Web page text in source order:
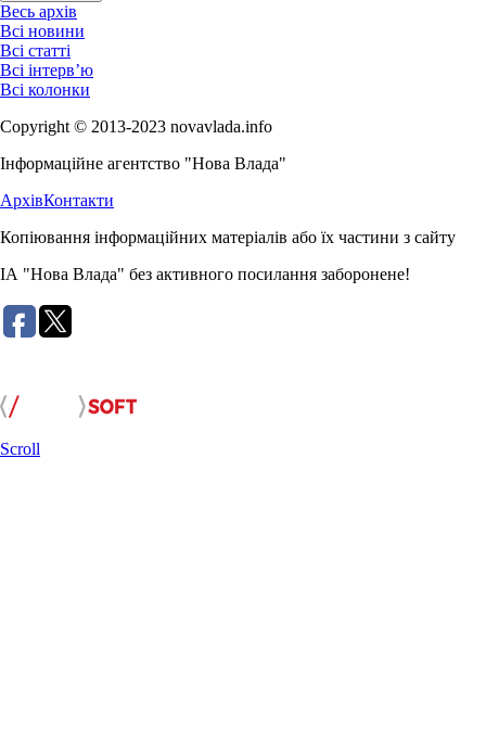
Весь архів
Всі новини
Всі статті
Всі інтерв’ю
Всі колонки
Copyright © 2013-2023 novavlada.info
Інформаційне агентство "Нова Влада"
АрхівКонтакти
Копіювання інформаційних матеріалів або їх частини з сайту
ІА "Нова Влада" без активного посилання заборонене!
Scroll